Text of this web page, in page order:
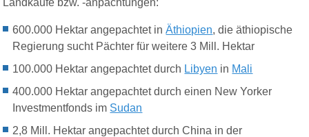
600.000 Hektar angepachtet inÄthiopien, die äthiopische
Regierung sucht Pächter für weitere 3 Mill. Hektar
100.000 Hektar angepachtet durch Libyen in Mali
400.000 Hektar angepachtet durch einen New Yorker
Investmentfonds im Sudan
2,8 Mill. Hektar angepachtet durch China in der